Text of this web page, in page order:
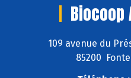
Biocoop
109 avenue du
85200